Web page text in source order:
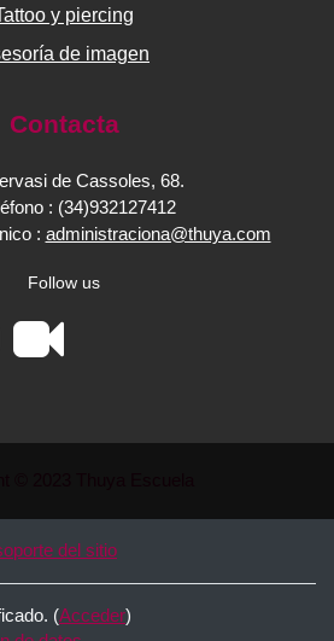
y piercing
de imagen
Contacta
de Cassoles, 68.
: (34)932127412
: administraciona@thuya.com
Follow us
del sitio
(Acceder)